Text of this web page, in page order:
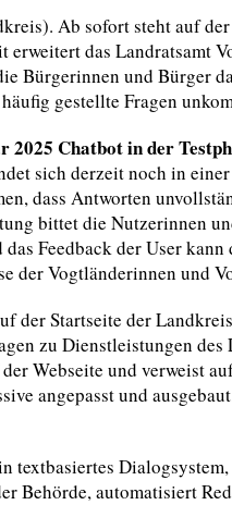
Ab sofort steht auf
erweitert das Landratsamt
Bürgerinnen und Bürger
gestellte Fragen
2025 Chatbot in der
sich derzeit noch in
dass Antworten
bittet die Nutzerinnen
das Feedback der User
der Vogtländerinnen und
der Startseite der
zu Dienstleistungen
Webseite und verweist
angepasst und
textbasiertes
Behörde, automatisiert